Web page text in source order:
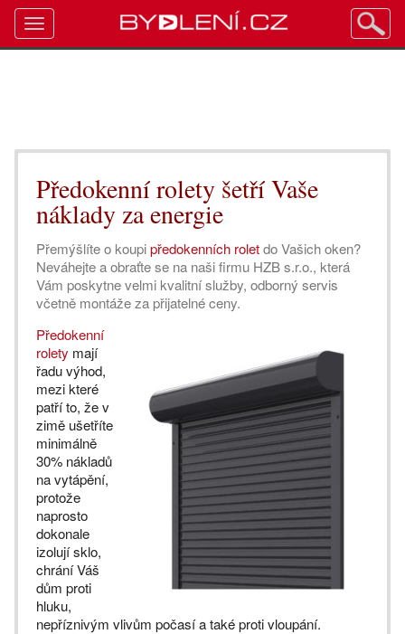
Předokenní rolety šetří Vaše
náklady za energie
Přemýšlíte o koupipředokenních roletdo Vašich oken?
Neváhejte a obraťte se na naši firmu HZB s.r.o., která
Vám poskytne velmi kvalitní služby, odborný servis
včetně montáže za přijatelné ceny.
Předokenní
rolety mají
řadu výhod,
mezi které
patří to, že v
zimě ušetříte
minimálně
30% nákladů
na vytápění,
protože
naprosto
dokonale
izolují sklo,
chrání Váš
dům proti
hluku,
nepříznivým vlivům počasí a také proti vloupání.
Toggle
navigation